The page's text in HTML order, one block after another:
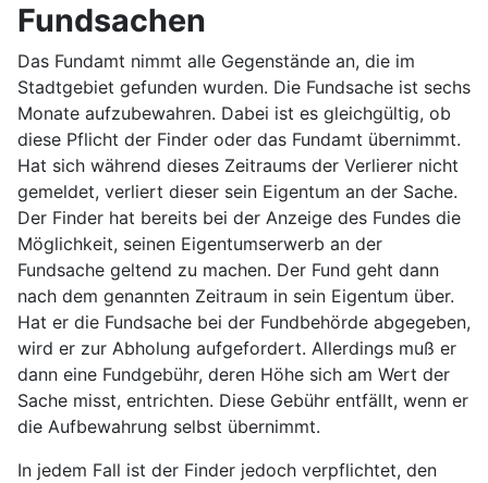
Fundsachen
Das Fundamt nimmt alle Gegenstände an, die im
Stadtgebiet gefunden wurden. Die Fundsache ist sechs
Monate aufzubewahren. Dabei ist es gleichgültig, ob
diese Pflicht der Finder oder das Fundamt übernimmt.
Hat sich während dieses Zeitraums der Verlierer nicht
gemeldet, verliert dieser sein Eigentum an der Sache.
Der Finder hat bereits bei der Anzeige des Fundes die
Möglichkeit, seinen Eigentumserwerb an der
Fundsache geltend zu machen. Der Fund geht dann
nach dem genannten Zeitraum in sein Eigentum über.
Hat er die Fundsache bei der Fundbehörde abgegeben,
wird er zur Abholung aufgefordert. Allerdings muß er
dann eine Fundgebühr, deren Höhe sich am Wert der
Sache misst, entrichten. Diese Gebühr entfällt, wenn er
die Aufbewahrung selbst übernimmt.
In jedem Fall ist der Finder jedoch verpflichtet, den